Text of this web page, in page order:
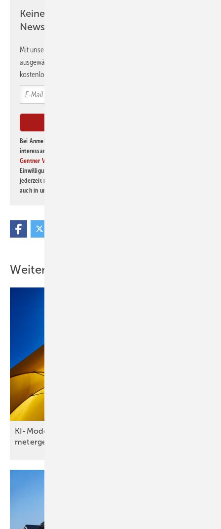
Keine Zeit? Kein Problem mit dem GEB
Newsletter!
Mit unserem Newsletter erhalten Sie regelmäßig von uns
ausgewählte Informationen und Neuigkeiten, gebündelt und
kostenlos direkt ins Postfach.
Bei Anmeldung zu diesem Newsletter bin ich damit einverstanden, über
interessante Verlags- und Online-Angebote
Gentner Verlag GmbH & Co. KG
Einwilligung kann ich jederzeit widerrufen und eine Abmeldung ist
jederzeit möglich. Informationen zum Umgang mit Daten finden Sie
auch in unserer
Weitere Inhalte
KI-Modell macht zukünftige Hitze in Städten
metergenau